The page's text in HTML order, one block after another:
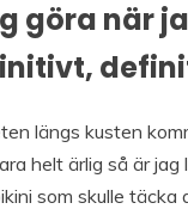
göra när
längs kusten
helt ärlig så är
som skulle täcka